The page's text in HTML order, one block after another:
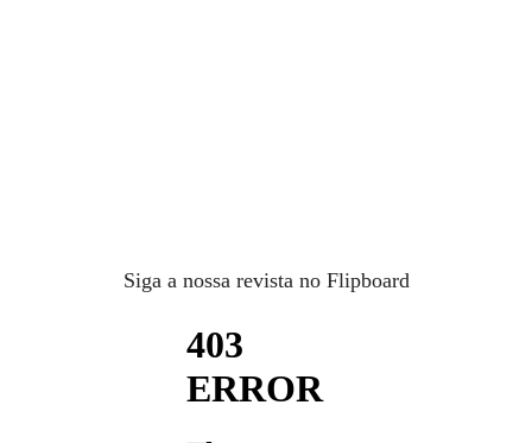
Siga a nossa revista no Flipboard